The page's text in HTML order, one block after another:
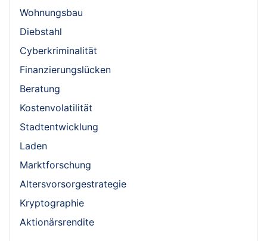
Wohnungsbau
Diebstahl
Cyberkriminalität
Finanzierungslücken
Beratung
Kostenvolatilität
Stadtentwicklung
Laden
Marktforschung
Altersvorsorgestrategie
Kryptographie
Aktionärsrendite